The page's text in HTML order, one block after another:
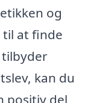
og
til at finde
kan du
positiv del